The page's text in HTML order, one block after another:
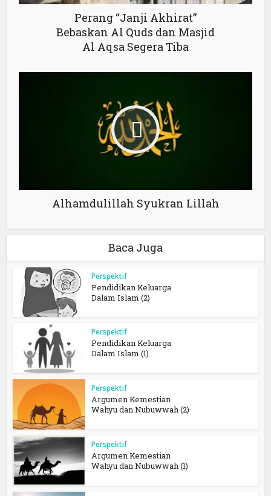
Perang “Janji Akhirat”
Bebaskan Al Quds dan Masjid
Al Aqsa Segera Tiba
Alhamdulillah Syukran Lillah
Baca Juga
Perspektif
Pendidikan Keluarga
Dalam Islam (2)
Perspektif
Pendidikan Keluarga
Dalam Islam (1)
Perspektif
Argumen Kemestian
Wahyu dan Nubuwwah (2)
Perspektif
Argumen Kemestian
Wahyu dan Nubuwwah (1)